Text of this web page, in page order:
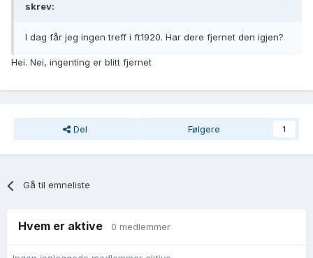
skrev:
I dag får jeg ingen treff i ft1920. Har dere fjernet den igjen?
Hei. Nei, ingenting er blitt fjernet
Del Følgere 1
Gå til emneliste
Hvem er aktive 0 medlemmer